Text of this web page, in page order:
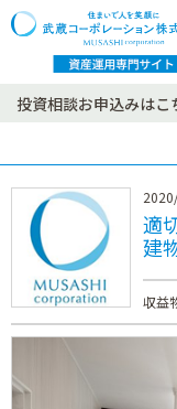
投資相談お申込みはこ
適
建
収益